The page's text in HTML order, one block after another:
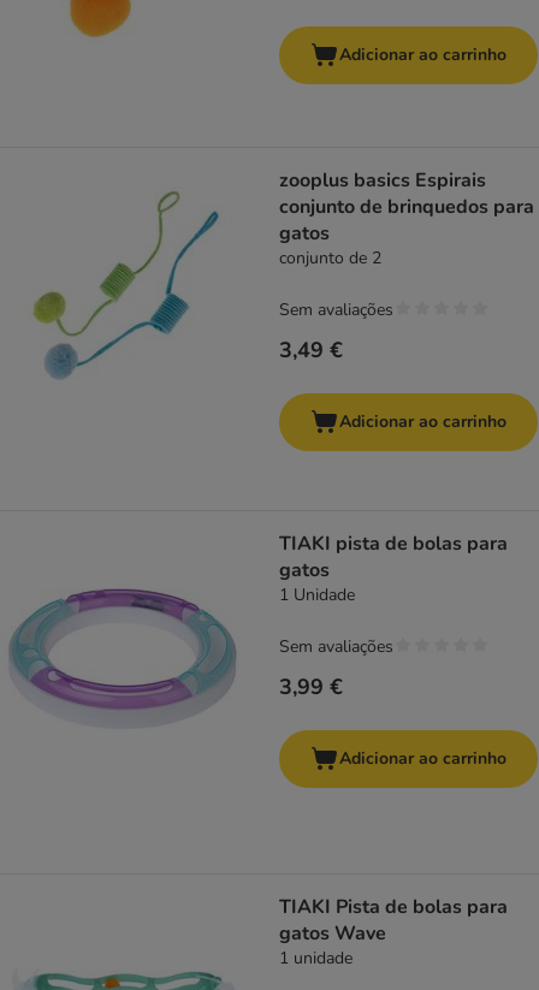
Adicionar ao carrinho
zooplus basics Espirais
conjunto de brinquedos para
gatos
conjunto de 2
3,49 €
Sem avaliações
Adicionar ao carrinho
TIAKI pista de bolas para
gatos
1 Unidade
3,99 €
Sem avaliações
Adicionar ao carrinho
TIAKI Pista de bolas para
gatos Wave
1 unidade